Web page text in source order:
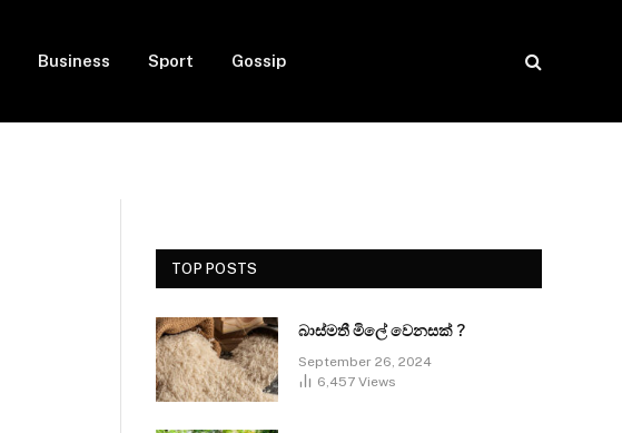
Business Sport Gossip
TOP POSTS
බාස්මතී මිලේ වෙනසක් ?
September 26, 2024
6,457 Views